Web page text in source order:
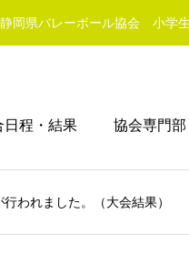
静岡県バレーボール協会 小学
日程・結果 協会専門部
われました。（大会結果）